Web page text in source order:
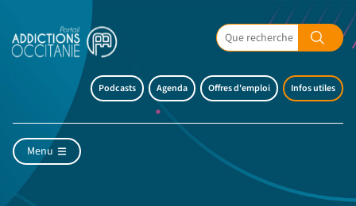
Podcasts Agenda Offres d'emploi Infos utiles
Menu